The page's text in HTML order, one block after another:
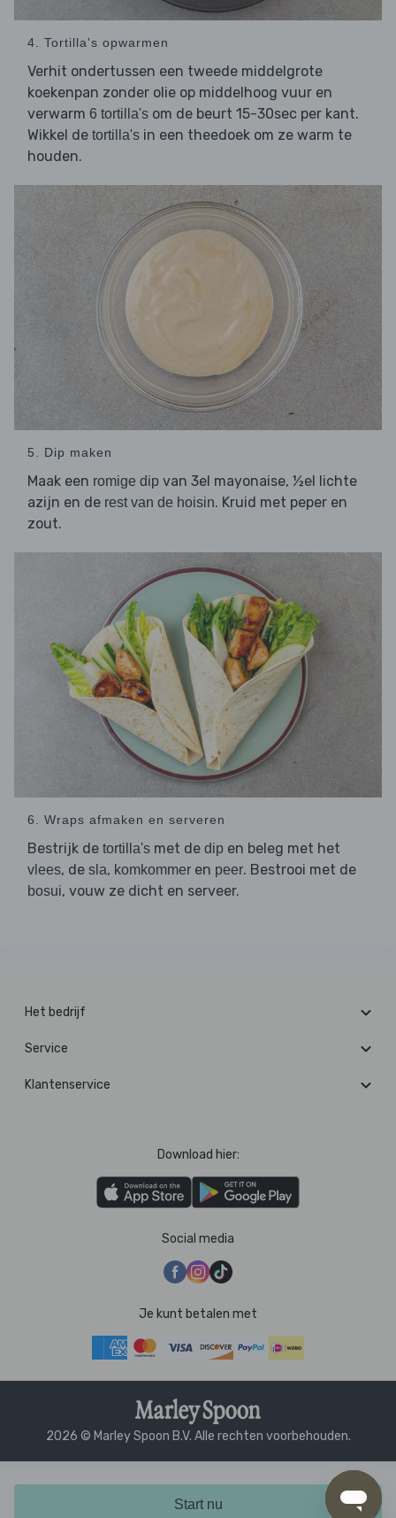
Start nu
4. Tortilla's opwarmen
Verhit ondertussen een tweede middelgrote
koekenpan zonder olie op middelhoog vuur en
verwarm 6 tortilla's om de beurt 15-30sec per kant.
Wikkel de tortilla's in een theedoek om ze warm te
houden.
5. Dip maken
Maak een romige dip van 3el mayonaise, ½el lichte
azijn en de rest van de hoisin. Kruid met peper en
zout.
6. Wraps afmaken en serveren
Bestrijk de tortilla's met de dip en beleg met het
vlees, de sla, komkommer en peer. Bestrooi met de
bosui, vouw ze dicht en serveer.
Het bedrijf
Service
Klantenservice
Download hier:
Social media
Je kunt betalen met
2026 © Marley Spoon B.V. Alle rechten voorbehouden.